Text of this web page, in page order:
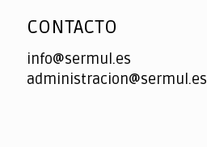
CONTACTO
info@sermul.es
administracion@sermul.es